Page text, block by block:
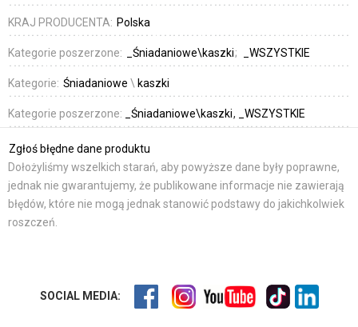
KRAJ PRODUCENTA: Polska
Kategorie poszerzone: _Śniadaniowe\kaszki _WSZYSTKIE
Kategorie: Śniadaniowe \ kaszki
Kategorie poszerzone: _Śniadaniowe\kaszki _WSZYSTKIE
Zgłoś błędne dane produktu
Dołożyliśmy wszelkich starań, aby powyższe dane były poprawne,
jednak nie gwarantujemy, że publikowane informacje nie zawierają
błędów, które nie mogą jednak stanowić podstawy do jakichkolwiek
roszczeń.
SOCIAL MEDIA: